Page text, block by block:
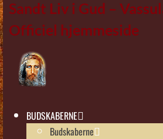
Sandt Liv i Gud –
Officiel hjemmeside
BUDSKABERNE
Budskaberne